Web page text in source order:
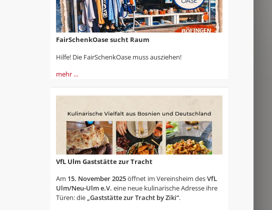
FairSchenkOase sucht Raum
Hilfe! Die FairSchenkOase muss ausziehen!
mehr …
VfL Ulm Gaststätte zur Tracht
Am 15. November 2025öffnet im Vereinsheim desVfL
Ulm/Neu-Ulm e.V. eine neue kulinarische Adresse ihre
Türen: die „Gaststätte zur Tracht by Ziki“.